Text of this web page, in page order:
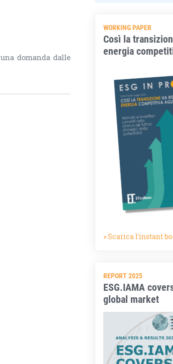
domanda dalle
WORKING PAPER
Così la
energia
» Scarica l'instant
REPORT 2025
ESG.IAMA
global market